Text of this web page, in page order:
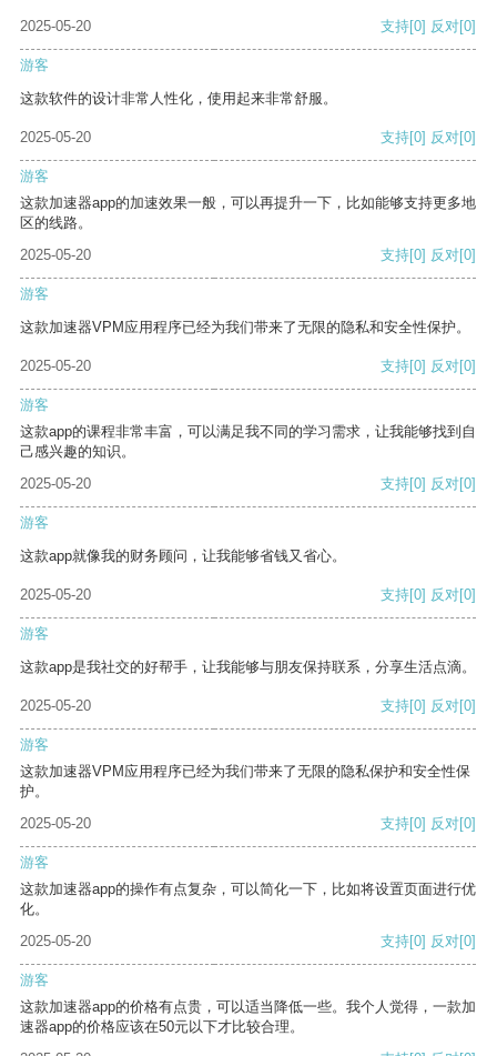
2025-05-20 支持[0] 反对[0]
游客
这款软件的设计非常人性化，使用起来非常舒服。
2025-05-20 支持[0] 反对[0]
游客
这款加速器app的加速效果一般，可以再提升一下，比如能够支持更多地
区的线路。
2025-05-20
支持[0] 反对[0]
游客
这款加速器VPM应用程序已经为我们带来了无限的隐私和安全性保护。
2025-05-20 支持[0] 反对[0]
游客
这款app的课程非常丰富，可以满足我不同的学习需求，让我能够找到自
己感兴趣的知识。
2025-05-20
支持[0] 反对[0]
游客
这款app就像我的财务顾问，让我能够省钱又省心。
2025-05-20 支持[0] 反对[0]
游客
这款app是我社交的好帮手，让我能够与朋友保持联系，分享生活点滴。
2025-05-20 支持[0] 反对[0]
游客
这款加速器VPM应用程序已经为我们带来了无限的隐私保护和安全性保
护。
2025-05-20
支持[0] 反对[0]
游客
这款加速器app的操作有点复杂，可以简化一下，比如将设置页面进行优
化。
2025-05-20
支持[0] 反对[0]
游客
这款加速器app的价格有点贵，可以适当降低一些。我个人觉得，一款加
速器app的价格应该在50元以下才比较合理。